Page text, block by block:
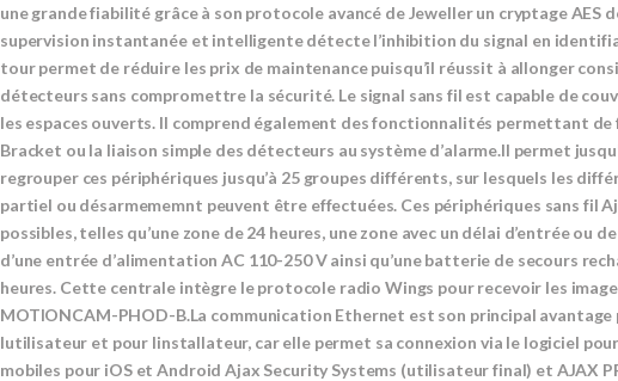
une grande fiabilité grâce à son protocole avancé de Jeweller un cryptage AES
supervision instantanée et intelligente détecte l’inhibition du signal en
tour permet de réduire les prix de maintenance puisqu’il réussit à allonger
détecteurs sans compromettre la sécurité. Le signal sans fil est capable de
les espaces ouverts. Il comprend également des fonctionnalités permettant
Bracket ou la liaison simple des détecteurs au système d’alarme.Il permet
regrouper ces périphériques jusqu’à 25 groupes différents, sur lesquels les
partiel ou désarmememnt peuvent être effectuées. Ces périphériques sans fil
possibles, telles qu’une zone de 24 heures, une zone avec un délai d’entrée ou
d’une entrée d’alimentation AC 110-250 V ainsi qu’une batterie de secours
heures. Cette centrale intègre le protocole radio Wings pour recevoir les
MOTIONCAM-PHOD-B.La communication Ethernet est son principal avantage
lutilisateur et pour linstallateur, car elle permet sa connexion via le logiciel
mobiles pour iOS et Android Ajax Security Systems (utilisateur final) et AJAX